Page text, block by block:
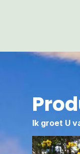
Ik groet U